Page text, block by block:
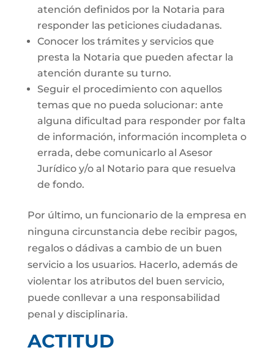
atención definidos por la Notaria para
responder las peticiones ciudadanas.
Conocer los trámites y servicios que
presta la Notaria que pueden afectar la
atención durante su turno.
Seguir el procedimiento con aquellos
temas que no pueda solucionar: ante
alguna dificultad para responder por falta
de información, información incompleta o
errada, debe comunicarlo al Asesor
Jurídico y/o al Notario para que resuelva
de fondo.
Por último, un funcionario de la empresa en
ninguna circunstancia debe recibir pagos,
regalos o dádivas a cambio de un buen
servicio a los usuarios. Hacerlo, además de
violentar los atributos del buen servicio,
puede conllevar a una responsabilidad
penal y disciplinaria.
ACTITUD